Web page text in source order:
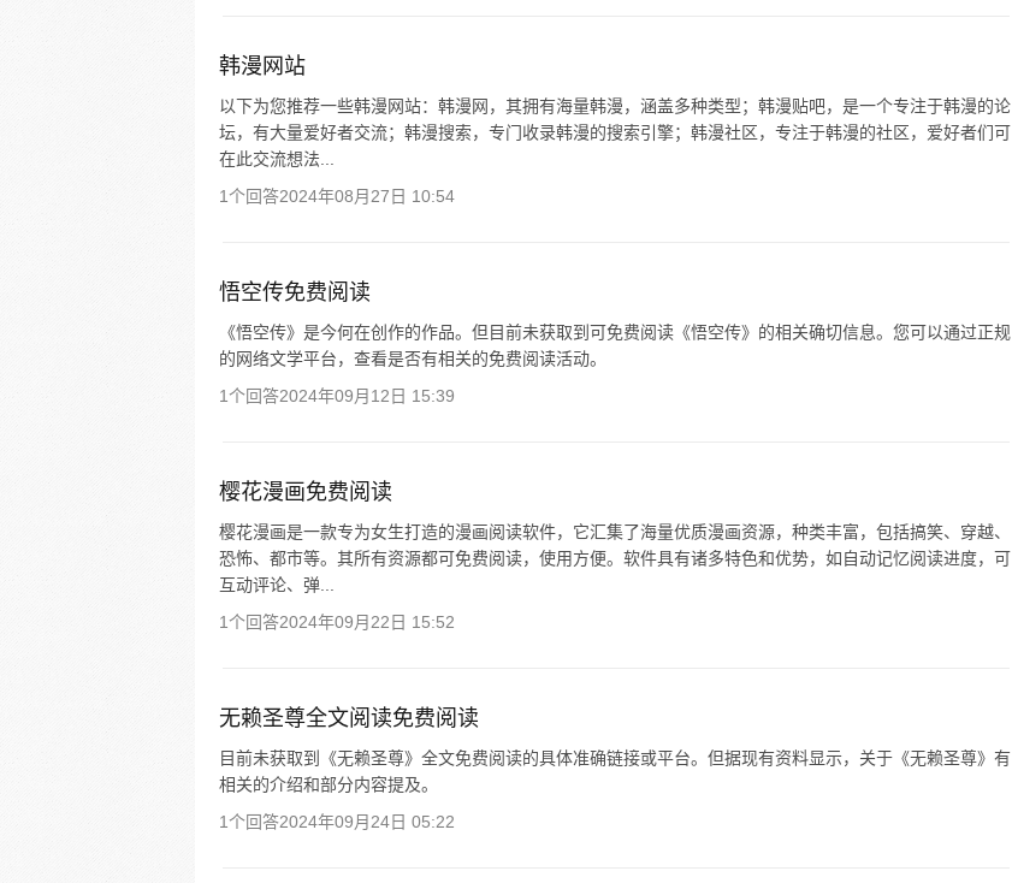
韩漫网站
以下为您推荐一些韩漫网站：韩漫网，其拥有海量韩漫，涵盖多种类型；韩漫贴吧，是一个专注于韩漫的论
坛，有大量爱好者交流；韩漫搜索，专门收录韩漫的搜索引擎；韩漫社区，专注于韩漫的社区，爱好者们可
在此交流想法...
1个回答2024年08月27日 10:54
悟空传免费阅读
《悟空传》是今何在创作的作品。但目前未获取到可免费阅读《悟空传》的相关确切信息。您可以通过正规
的网络文学平台，查看是否有相关的免费阅读活动。
1个回答2024年09月12日 15:39
樱花漫画免费阅读
樱花漫画是一款专为女生打造的漫画阅读软件，它汇集了海量优质漫画资源，种类丰富，包括搞笑、穿越、
恐怖、都市等。其所有资源都可免费阅读，使用方便。软件具有诸多特色和优势，如自动记忆阅读进度，可
互动评论、弹...
1个回答2024年09月22日 15:52
无赖圣尊全文阅读免费阅读
目前未获取到《无赖圣尊》全文免费阅读的具体准确链接或平台。但据现有资料显示，关于《无赖圣尊》有
相关的介绍和部分内容提及。
1个回答2024年09月24日 05:22